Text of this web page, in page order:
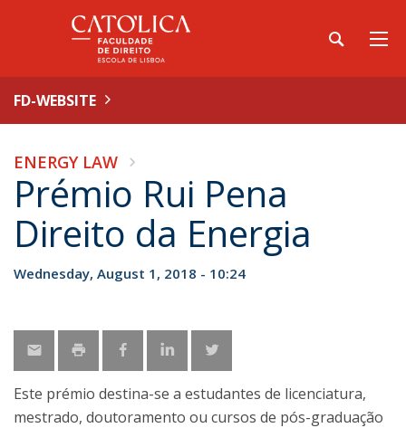
FD-WEBSITE
ENERGY LAW
Prémio Rui Pena
Direito da Energia
Wednesday, August 1, 2018 - 10:24
Este prémio destina-se a estudantes de licenciatura,
mestrado, doutoramento ou cursos de pós-graduação